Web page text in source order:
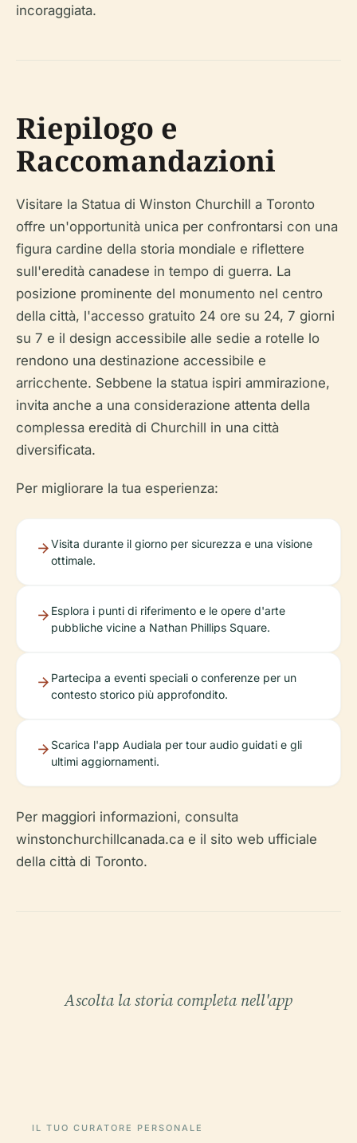
incoraggiata.
Riepilogo e
Raccomandazioni
Visitare la Statua di Winston Churchill a Toronto
offre un'opportunità unica per confrontarsi con una
figura cardine della storia mondiale e riflettere
sull'eredità canadese in tempo di guerra. La
posizione prominente del monumento nel centro
della città, l'accesso gratuito 24 ore su 24, 7 giorni
su 7 e il design accessibile alle sedie a rotelle lo
rendono una destinazione accessibile e
arricchente. Sebbene la statua ispiri ammirazione,
invita anche a una considerazione attenta della
complessa eredità di Churchill in una città
diversificata.
Per migliorare la tua esperienza:
Visita durante il giorno per sicurezza e una visione
ottimale.
Esplora i punti di riferimento e le opere d'arte
pubbliche vicine a Nathan Phillips Square.
Partecipa a eventi speciali o conferenze per un
contesto storico più approfondito.
Scarica l'app Audiala per tour audio guidati e gli
ultimi aggiornamenti.
Per maggiori informazioni, consulta
winstonchurchillcanada.ca e il sito web ufficiale
della città di Toronto.
Ascolta la storia completa nell'app
IL TUO CURATORE PERSONALE